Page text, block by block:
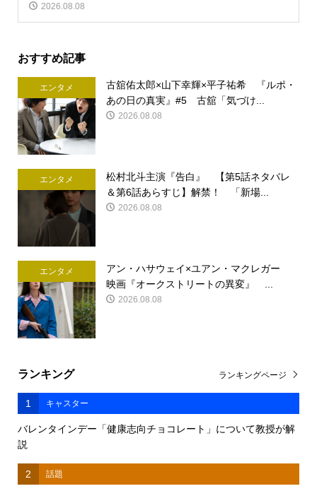
2026.08.08
おすすめ記事
エンタメ
古舘佑太郎×山下幸輝×平子祐希 『ルポ・
あの日の真実』#5 古舘「気づけ...
2026.08.08
エンタメ
松村北斗主演『告白』 【第5話ネタバレ
＆第6話あらすじ】解禁！ 「新場...
2026.08.08
エンタメ
アン・ハサウェイ×ユアン・マクレガー
映画『オークストリートの異変』 ...
2026.08.08
ランキング
1 キャスター
バレンタインデー「健康志向チョコレート」について教授が解
説
2 話題
ランキングページ